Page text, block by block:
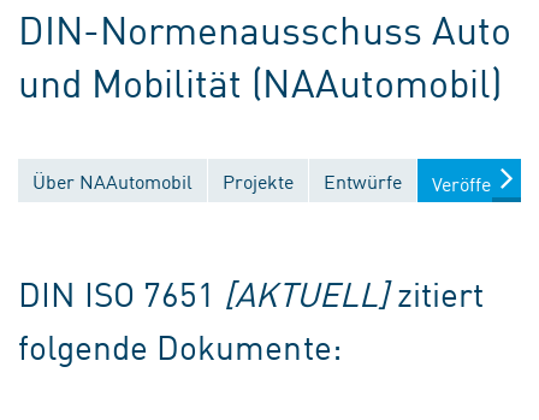
DIN-Normenausschuss Auto
und Mobilität (NAAutomobil)
Über NAAutomobil Projekte Entwürfe
DIN ISO 7651 [AKTUELL] zitiert
folgende Dokumente: